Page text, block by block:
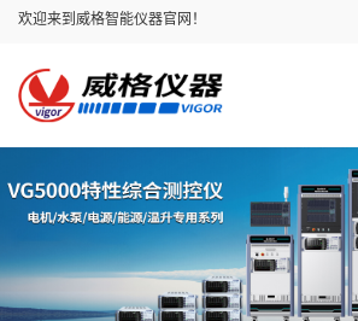
欢迎来到威格智能仪器官网！